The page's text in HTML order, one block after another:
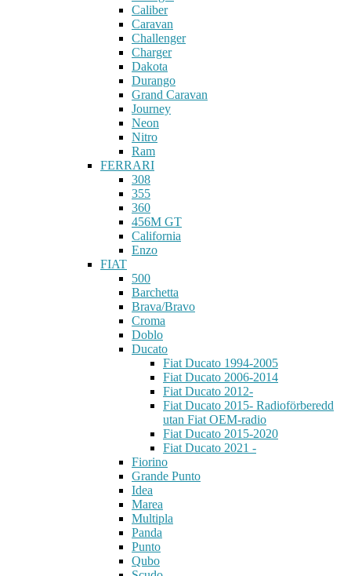
Caliber
Caravan
Challenger
Charger
Dakota
Durango
Grand Caravan
Journey
Neon
Nitro
Ram
FERRARI
308
355
360
456M GT
California
Enzo
FIAT
500
Barchetta
Brava/Bravo
Croma
Doblo
Ducato
Fiat Ducato 1994-2005
Fiat Ducato 2006-2014
Fiat Ducato 2012-
Fiat Ducato 2015- Radioförberedd
utan Fiat OEM-radio
Fiat Ducato 2015-2020
Fiat Ducato 2021 -
Fiorino
Grande Punto
Idea
Marea
Multipla
Panda
Punto
Qubo